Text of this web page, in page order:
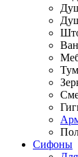
Сифоны